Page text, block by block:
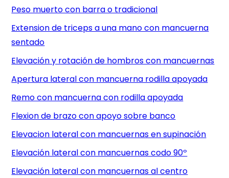
Peso muerto con barra o tradicional
Extension de triceps a una mano con mancuerna
sentado
Elevación y rotación de hombros con mancuernas
Apertura lateral con mancuerna rodilla apoyada
Remo con mancuerna con rodilla apoyada
Flexion de brazo con apoyo sobre banco
Elevacion lateral con mancuernas en supinación
Elevación lateral con mancuernas codo 90º
Elevación lateral con mancuernas al centro